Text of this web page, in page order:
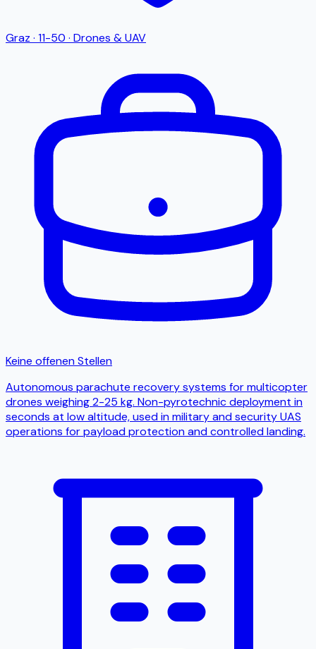
Graz · 11-50 · Drones & UAV
Keine offenen Stellen
Autonomous parachute recovery systems for multicopter
drones weighing 2-25 kg. Non-pyrotechnic deployment in
seconds at low altitude, used in military and security UAS
operations for payload protection and controlled landing.